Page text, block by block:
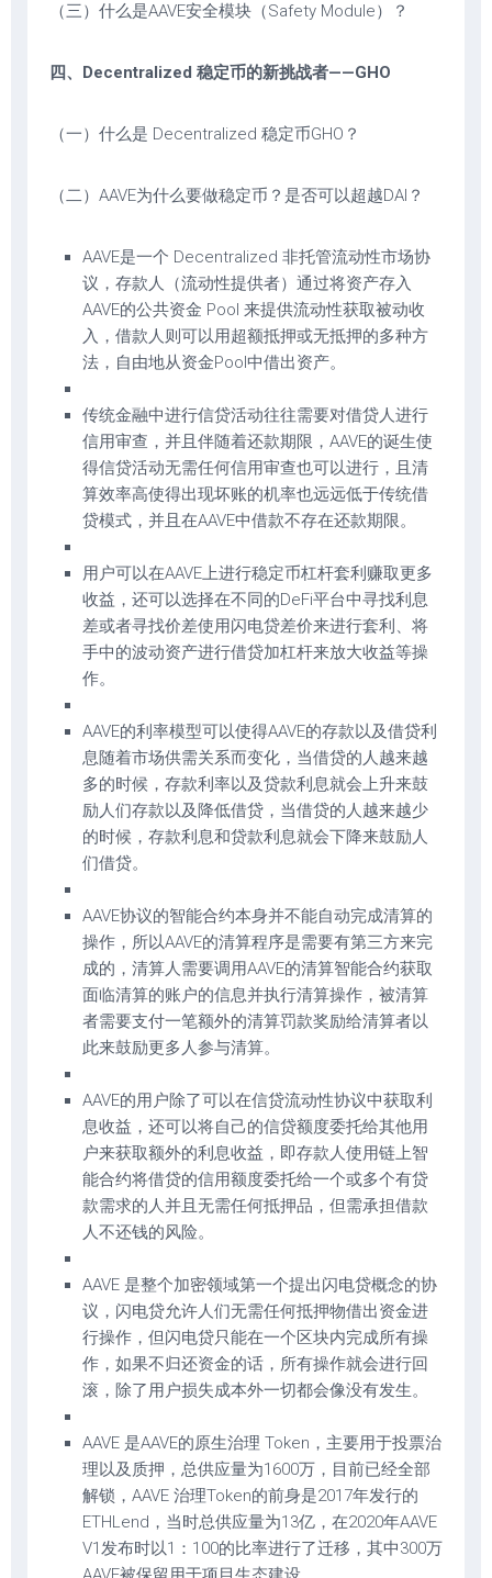
（三）什么是AAVE安全模块（Safety Module）？
四、Decentralized 稳定币的新挑战者——GHO
（一）什么是 Decentralized 稳定币GHO？
（二）AAVE为什么要做稳定币？是否可以超越DAI？
AAVE是一个 Decentralized 非托管流动性市场协
议，存款人（流动性提供者）通过将资产存入
AAVE的公共资金 Pool 来提供流动性获取被动收
入，借款人则可以用超额抵押或无抵押的多种方
法，自由地从资金Pool中借出资产。
传统金融中进行信贷活动往往需要对借贷人进行
信用审查，并且伴随着还款期限，AAVE的诞生使
得信贷活动无需任何信用审查也可以进行，且清
算效率高使得出现坏账的机率也远远低于传统借
贷模式，并且在AAVE中借款不存在还款期限。
用户可以在AAVE上进行稳定币杠杆套利赚取更多
收益，还可以选择在不同的DeFi平台中寻找利息
差或者寻找价差使用闪电贷差价来进行套利、将
手中的波动资产进行借贷加杠杆来放大收益等操
作。
AAVE的利率模型可以使得AAVE的存款以及借贷利
息随着市场供需关系而变化，当借贷的人越来越
多的时候，存款利率以及贷款利息就会上升来鼓
励人们存款以及降低借贷，当借贷的人越来越少
的时候，存款利息和贷款利息就会下降来鼓励人
们借贷。
AAVE协议的智能合约本身并不能自动完成清算的
操作，所以AAVE的清算程序是需要有第三方来完
成的，清算人需要调用AAVE的清算智能合约获取
面临清算的账户的信息并执行清算操作，被清算
者需要支付一笔额外的清算罚款奖励给清算者以
此来鼓励更多人参与清算。
AAVE的用户除了可以在信贷流动性协议中获取利
息收益，还可以将自己的信贷额度委托给其他用
户来获取额外的利息收益，即存款人使用链上智
能合约将借贷的信用额度委托给一个或多个有贷
款需求的人并且无需任何抵押品，但需承担借款
人不还钱的风险。
AAVE 是整个加密领域第一个提出闪电贷概念的协
议，闪电贷允许人们无需任何抵押物借出资金进
行操作，但闪电贷只能在一个区块内完成所有操
作，如果不归还资金的话，所有操作就会进行回
滚，除了用户损失成本外一切都会像没有发生。
AAVE 是AAVE的原生治理 Token，主要用于投票治
理以及质押，总供应量为1600万，目前已经全部
解锁，AAVE 治理Token的前身是2017年发行的
ETHLend，当时总供应量为13亿，在2020年AAVE
V1发布时以1：100的比率进行了迁移，其中300万